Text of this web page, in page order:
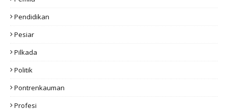
Pendidikan
Pesiar
Pilkada
Politik
Pontrenkauman
Profesi